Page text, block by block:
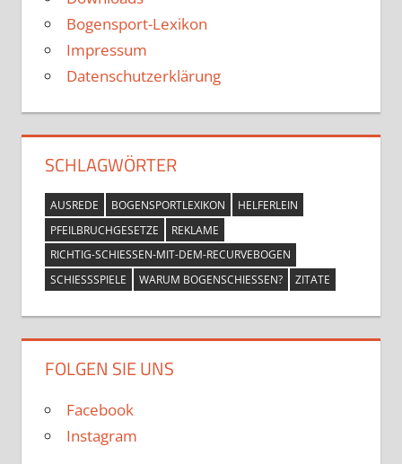
Bogensport-Lexikon
Impressum
Datenschutzerklärung
SCHLAGWÖRTER
AUSREDE BOGENSPORTLEXIKON
HELFERLEIN
PFEILBRUCHGESETZE
REKLAME
RICHTIG-SCHIESSEN-MIT-DEM-RECURVEBOGEN
SCHIESSSPIELE
WARUM BOGENSCHIESSEN? ZITATE
FOLGEN SIE UNS
Facebook
Instagram